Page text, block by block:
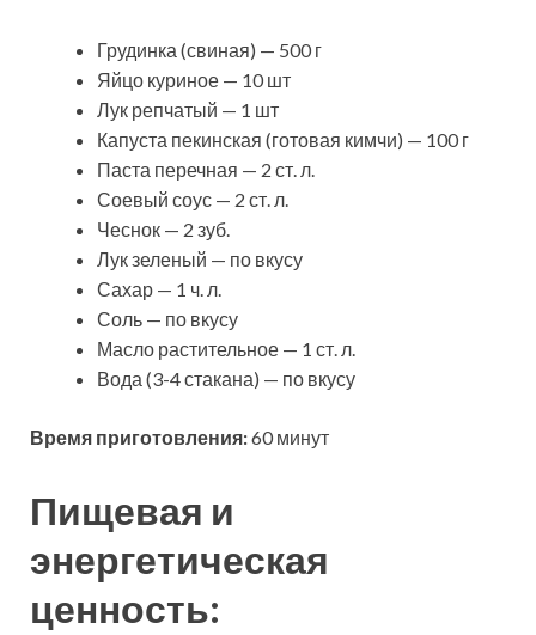
Грудинка (свиная) — 500 г
Яйцо куриное — 10 шт
Лук репчатый — 1 шт
Капуста пекинская (готовая кимчи) — 100 г
Паста перечная — 2 ст. л.
Соевый соус — 2 ст. л.
Чеснок — 2 зуб.
Лук зеленый — по вкусу
Сахар — 1 ч. л.
Соль — по вкусу
Масло растительное — 1 ст. л.
Вода (3-4 стакана) — по вкусу
Время приготовления:60 минут
Пищевая и
энергетическая
ценность: